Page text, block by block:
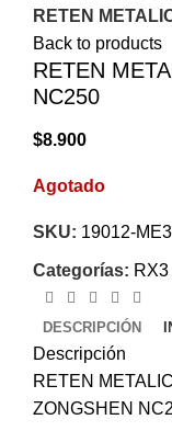
RETEN
Back to products
RETEN
NC250
$8.900
Agotado
SKU: 19012-
Categorías: RX3
DESCRIPCIÓN
Descripción
RETEN
ZONGSHEN